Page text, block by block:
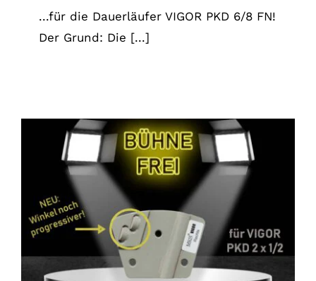
...für die Dauerläufer VIGOR PKD 6/8 FN!
Der Grund: Die [...]
BÜHNE FREI im Juli…
News